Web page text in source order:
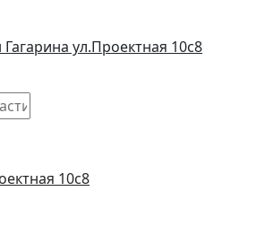
ул.Проектная 10с8
10с8